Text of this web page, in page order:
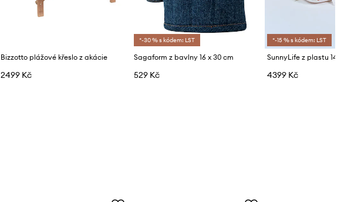
Bizzotto plážové křeslo z akácie
2499 Kč
*-30 % s kódem: LST
Sagaform z bavlny 16 x 30 cm
529 Kč
*-15 % s kódem: LST
SunnyLife z plastu 140 x 140
4399 Kč